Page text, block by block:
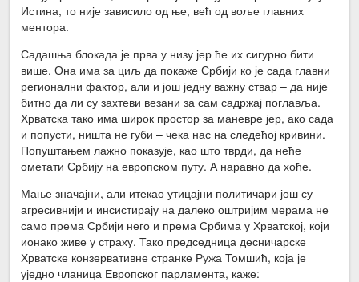
Истина, то није зависило од ње, већ од воље главних
ментора.
Садашња блокада је прва у низу јер ће их сигурно бити
више. Она има за циљ да покаже Србији ко је сада главни
регионални фактор, али и још једну важну ствар – да није
битно да ли су захтеви везани за сам садржај поглавља.
Хрватска тако има широк простор за маневре јер, ако сада
и попусти, ништа не губи – чека нас на следећој кривини.
Попуштањем лажно показује, као што тврди, да неће
ометати Србију на европском путу. А наравно да хоће.
Мање значајни, али итекао утицајни политичари још су
агресивнији и инсистирају на далеко оштријим мерама не
само према Србији него и према Србима у Хрватској, који
ионако живе у страху. Тако председница десничарске
Хрватске конзервативне странке Ружа Томшић, која је
уједно чланица Европског парламента, каже: